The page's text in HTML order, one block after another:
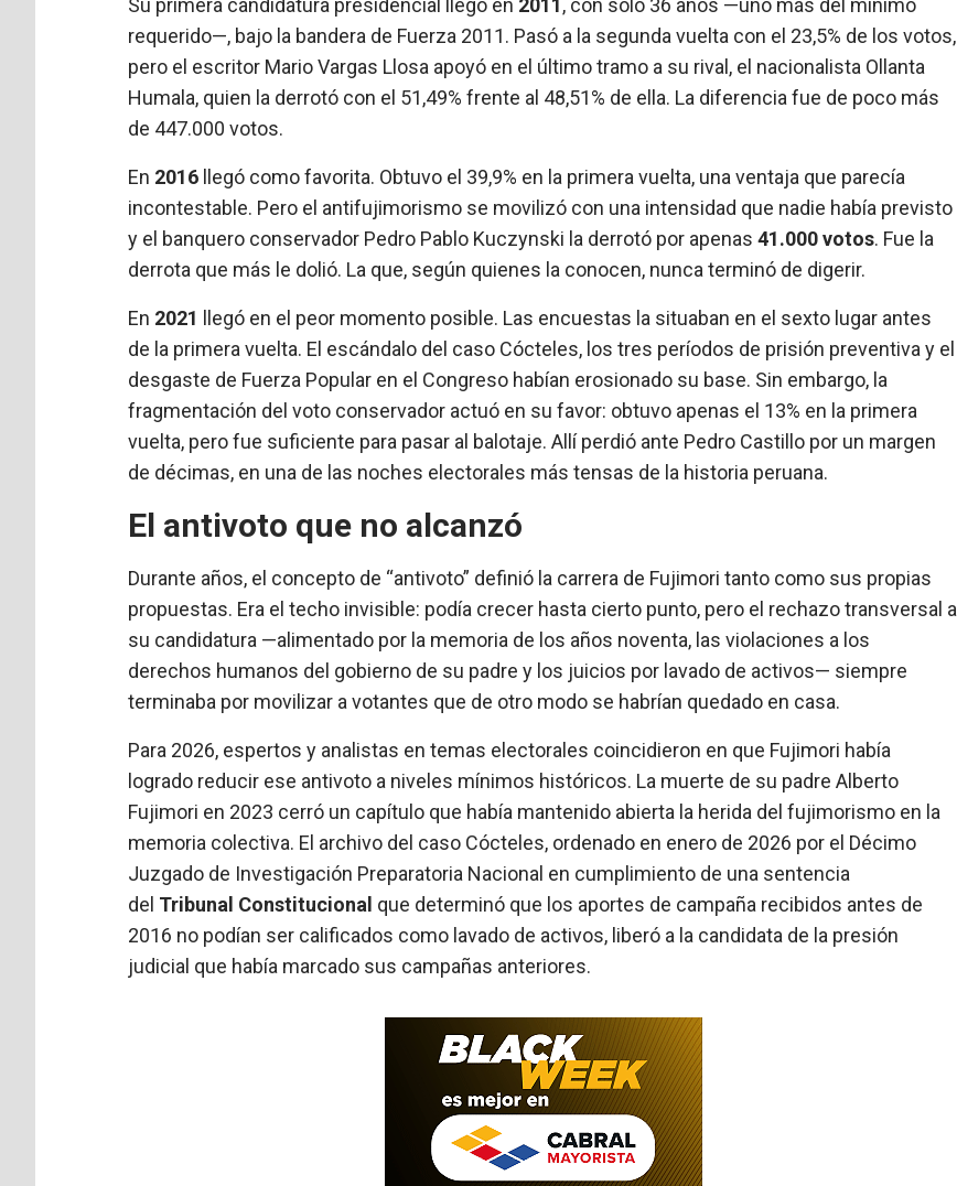
requerido—, bajo la bandera de Fuerza 2011. Pasó a la segunda vuelta con el 23,5% de los votos,
pero el escritor Mario Vargas Llosa apoyó en el último tramo a su rival, el nacionalista Ollanta
Humala, quien la derrotó con el 51,49% frente al 48,51% de ella. La diferencia fue de poco más
de 447.000 votos.
En 2016 llegó como favorita. Obtuvo el 39,9% en la primera vuelta, una ventaja que parecía
incontestable. Pero el antifujimorismo se movilizó con una intensidad que nadie había previsto
y el banquero conservador Pedro Pablo Kuczynski la derrotó por apenas41.000 votos. Fue la
derrota que más le dolió. La que, según quienes la conocen, nunca terminó de digerir.
En 2021 llegó en el peor momento posible. Las encuestas la situaban en el sexto lugar antes
de la primera vuelta. El escándalo del caso Cócteles, los tres períodos de prisión preventiva y el
desgaste de Fuerza Popular en el Congreso habían erosionado su base. Sin embargo, la
fragmentación del voto conservador actuó en su favor: obtuvo apenas el 13% en la primera
vuelta, pero fue suficiente para pasar al balotaje. Allí perdió ante Pedro Castillo por un margen
de décimas, en una de las noches electorales más tensas de la historia peruana.
El antivoto que no alcanzó
Durante años, el concepto de “antivoto” definió la carrera de Fujimori tanto como sus propias
propuestas. Era el techo invisible: podía crecer hasta cierto punto, pero el rechazo transversal a
su candidatura —alimentado por la memoria de los años noventa, las violaciones a los
derechos humanos del gobierno de su padre y los juicios por lavado de activos— siempre
terminaba por movilizar a votantes que de otro modo se habrían quedado en casa.
Para 2026, espertos y analistas en temas electorales coincidieron en que Fujimori había
logrado reducir ese antivoto a niveles mínimos históricos. La muerte de su padre Alberto
Fujimori en 2023 cerró un capítulo que había mantenido abierta la herida del fujimorismo en la
memoria colectiva. El archivo del caso Cócteles, ordenado en enero de 2026 por el Décimo
Juzgado de Investigación Preparatoria Nacional en cumplimiento de una sentencia
del Tribunal Constitucional que determinó que los aportes de campaña recibidos antes de
2016 no podían ser calificados como lavado de activos, liberó a la candidata de la presión
judicial que había marcado sus campañas anteriores.